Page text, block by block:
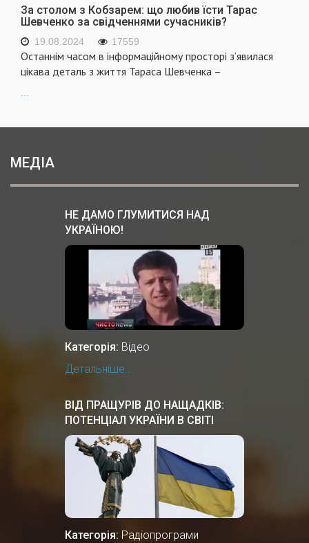
За столом з Кобзарем: що любив їсти Тарас
Шевченко за свідченнями сучасників?
19.08.2024 17559
Останнім часом в інформаційному просторі з’явилася
цікава деталь з життя Тараса Шевченка –
МЕДІА
НЕ ДАМО ГЛУМИТИСЯ НАД
УКРАЇНОЮ!
Категорія: Відео
Детальніше...
ВІД ПРАЩУРІВ ДО НАЩАДКІВ:
ПОТЕНЦІАЛ УКРАЇНИ В СВІТІ
Категорія: Радіопрограми